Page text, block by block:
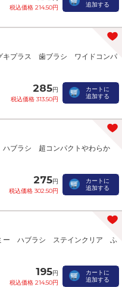
税込価格 214.50円
追加する
プラス 歯ブラシ ワイドコンパ
285円
税込価格 313.50円
カートに
追加する
ブラシ 超コンパクトやわらか
275円
税込価格 302.50円
カートに
追加する
ー ハブラシ ステインクリア ふ
195円
税込価格 214.50円
カートに
追加する